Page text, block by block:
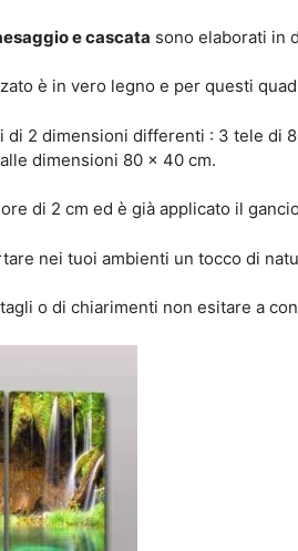
e cascata sono elaborati in
è in vero legno e per questi
di 2 dimensioni differenti : 3 tele di
dimensioni 80 x 40 cm.
di 2 cm ed è già applicato il
nei tuoi ambienti un tocco di
o di chiarimenti non esitare a